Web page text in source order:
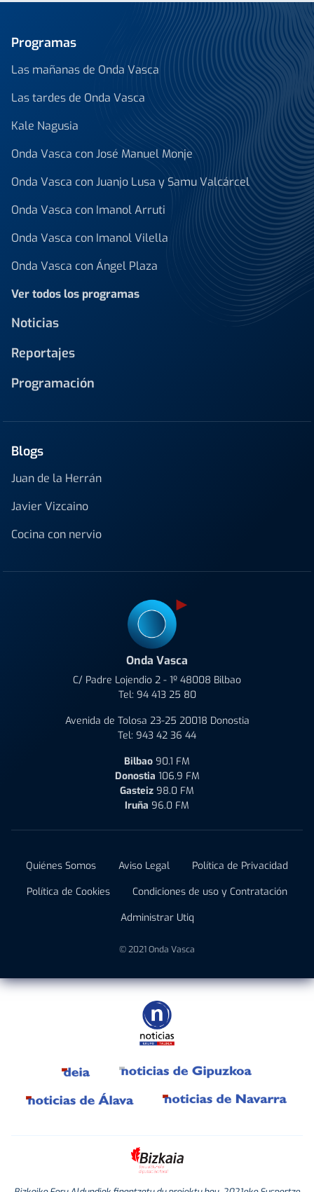
Programas
Las mañanas de Onda Vasca
Las tardes de Onda Vasca
Kale Nagusia
Onda Vasca con José Manuel Monje
Onda Vasca con Juanjo Lusa y Samu Valcárcel
Onda Vasca con Imanol Arruti
Onda Vasca con Imanol Vilella
Onda Vasca con Ángel Plaza
Ver todos los programas
Noticias
Reportajes
Programación
Blogs
Juan de la Herrán
Javier Vizcaino
Cocina con nervio
Onda Vasca
C/ Padre Lojendio 2 - 1º 48008 Bilbao
Tel: 94 413 25 80
Avenida de Tolosa 23-25 20018 Donostia
Tel: 943 42 36 44
Bilbao 90.1 FM
Donostia 106.9 FM
Gasteiz 98.0 FM
Iruña 96.0 FM
Quiénes Somos Aviso Legal
Política de Privacidad
Política de Cookies
Condiciones de uso y Contratación
Administrar Utiq
© 2021 Onda Vasca